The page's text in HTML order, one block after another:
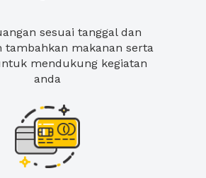
sesuai tanggal dan
tambahkan makanan serta
mendukung kegiatan
anda